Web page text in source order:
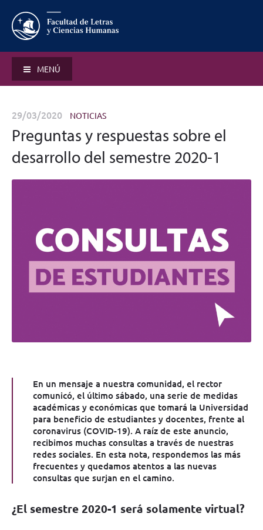
MENÚ
29/03/2020 NOTICIAS
Preguntas y respuestas sobre el
desarrollo del semestre 2020-1
En un mensaje a nuestra comunidad, el rector
comunicó, el último sábado, una serie de medidas
académicas y económicas que tomará la Universidad
para beneficio de estudiantes y docentes, frente al
coronavirus (COVID-19). A raíz de este anuncio,
recibimos muchas consultas a través de nuestras
redes sociales. En esta nota, respondemos las más
frecuentes y quedamos atentos a las nuevas
consultas que surjan en el camino.
¿El semestre 2020-1 será solamente virtual?